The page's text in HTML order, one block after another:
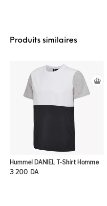
Produits similaires
Hummel DANIEL T-Shirt Homme
3 200 DA